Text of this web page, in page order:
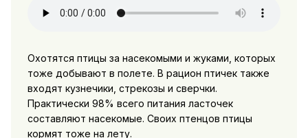
Охотятся птицы за насекомыми и жуками, которых
тоже добывают в полете. В рацион птичек также
входят кузнечики, стрекозы и сверчки.
Практически 98% всего питания ласточек
составляют насекомые. Своих птенцов птицы
кормят тоже на лету.